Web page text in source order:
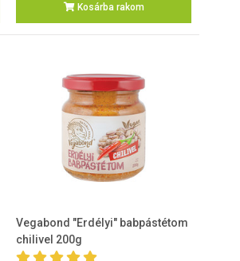
Kosárba rakom
Vegabond "Erdélyi" babpástétom
chilivel 200g